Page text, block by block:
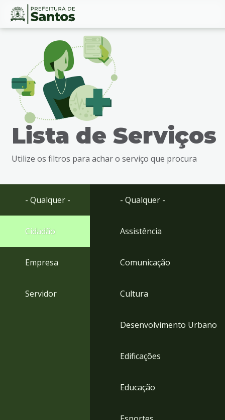
Ir
busca
Ir
rodapé
Conteúdo
Lista de Serviços
Utilize os filtros para achar o serviço que procura
- Qualquer -
Cidadão
Empresa
Servidor
- Qualquer -
Assistência
Comunicação
Cultura
Desenvolvimento Urbano
Edificações
Educação